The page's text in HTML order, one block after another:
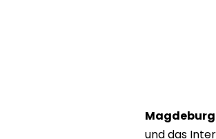
Magdeburg
und das